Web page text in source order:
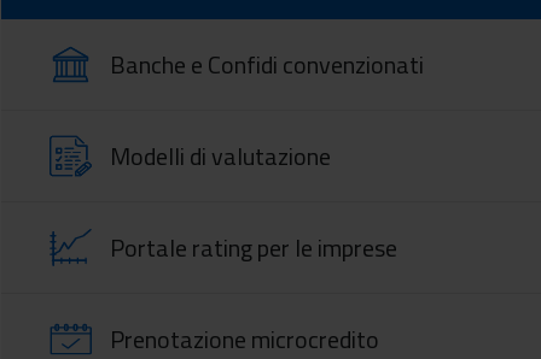
Banche e Confidi convenzionati
Modelli di valutazione
Portale rating per le imprese
Prenotazione microcredito